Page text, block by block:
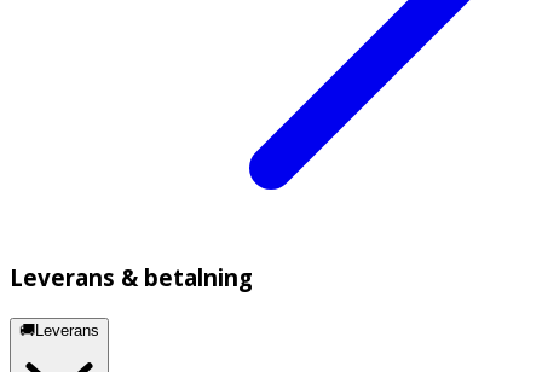
Leverans & betalning
🚚Leverans